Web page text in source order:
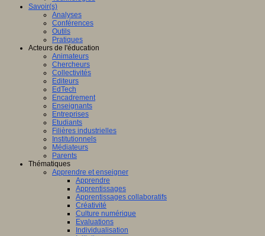
Savoir(s)
Analyses
Conférences
Outils
Pratiques
Acteurs de l'éducation
Animateurs
Chercheurs
Collectivités
Editeurs
EdTech
Encadrement
Enseignants
Entreprises
Etudiants
Filières industrielles
Institutionnels
Médiateurs
Parents
Thématiques
Apprendre et enseigner
Apprendre
Apprentissages
Apprentissages collaboratifs
Créativité
Culture numérique
Evaluations
Individualisation